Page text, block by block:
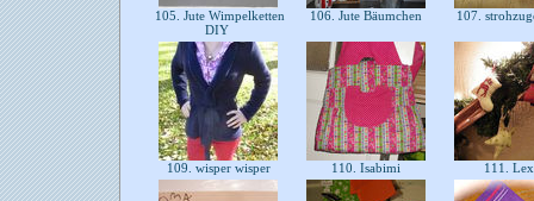
105. Jute Wimpelketten
DIY
106. Jute Bäumchen 107.
109. wisper wisper 110. Isabimi 111.